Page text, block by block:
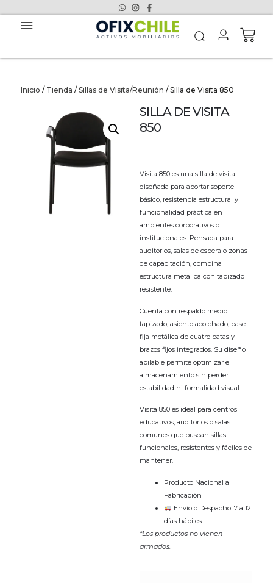
Inicio / Tienda / Sillas de Visita/Reunión / Silla de Visita 850
SILLA DE VISITA
850
Visita 850 es una silla de visita
diseñada para aportar soporte
básico, resistencia estructural y
funcionalidad práctica en
ambientes corporativos o
institucionales. Pensada para
auditorios, salas de espera o zonas
de capacitación, combina
estructura metálica con tapizado
resistente.
Cuenta con respaldo medio
tapizado, asiento acolchado, base
fija metálica de cuatro patas y
brazos fijos integrados. Su diseño
apilable permite optimizar el
almacenamiento sin perder
estabilidad ni formalidad visual.
Visita 850 es ideal para centros
educativos, auditorios o salas
comunes que buscan sillas
funcionales, resistentes y fáciles de
mantener.
Producto Nacional a
Fabricación
Envío o Despacho: 7 a 12
días hábiles.
*Los productos no vienen
armados.